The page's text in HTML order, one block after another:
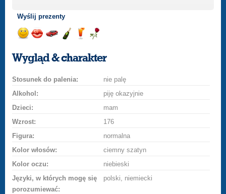
Wyślij prezenty
uśmiech
buziakasamochodem
szampana
drinka
różę
Wygląd & charakter
Stosunek do palenia:
nie palę
Alkohol:
piję okazyjnie
Dzieci:
mam
Wzrost:
176
Figura:
normalna
Kolor włosów:
ciemny szatyn
Kolor oczu:
niebieski
Języki, w których mogę się
porozumiewać:
polski, niemiecki